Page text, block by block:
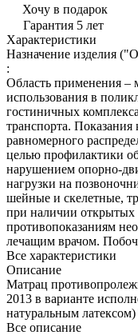
Хочу в подарок
Гарантия 5 лет
Характеристики
Назначение изделия
:
Область применения –
использования в
гостиничных
транспорта.
равномерного
целью профилактики
нарушением опорно-
нагрузки на
шейные и скелетные,
при наличии
противопоказаниям
лечащим врачом.
Все характеристики
Описание
Матрац
2013 в варианте
натуральным
Все описание